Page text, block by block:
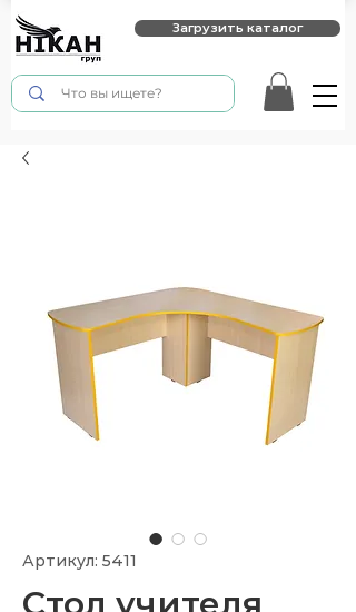
Загрузить каталог
Артикул: 5411
Стол учителя